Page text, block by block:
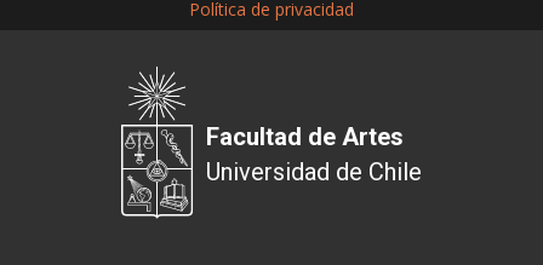
Política de privacidad
Facultad de Artes
Universidad de Chile